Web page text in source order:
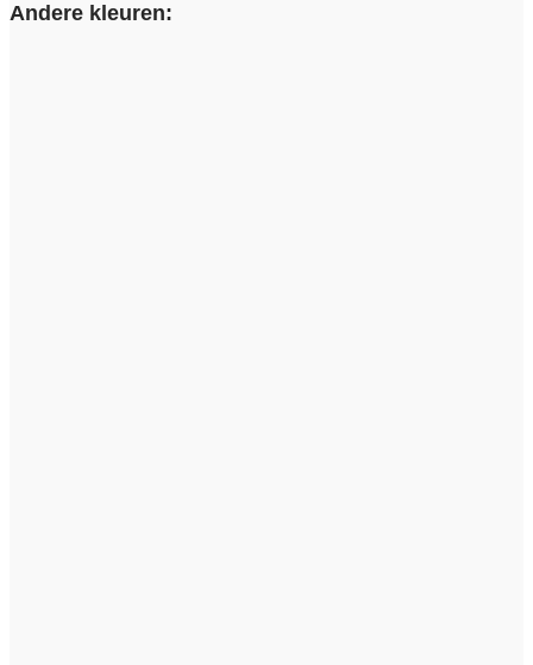
Andere kleuren: